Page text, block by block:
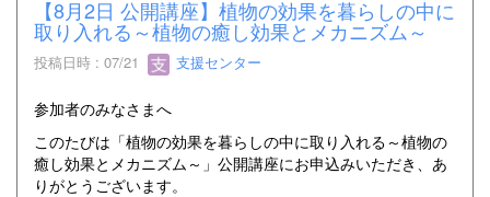
【8月2日 公開講座】植物の効果を暮らしの中に
取り入れる～植物の癒し効果とメカニズム～
投稿日時 : 07/21 支援センター
参加者のみなさまへ
このたびは「植物の効果を暮らしの中に取り入れる～植物の
癒し効果とメカニズム～」公開講座にお申込みいただき、あ
りがとうございます。